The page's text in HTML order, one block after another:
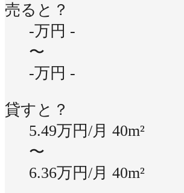
売ると？
-万円 -
〜
-万円 -
貸すと？
5.49万円/月 40m²
〜
6.36万円/月 40m²